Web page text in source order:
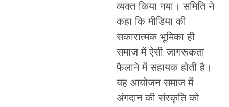
व्यक्त किया गया। समिति ने
कहा कि मीडिया की
सकारात्मक भूमिका ही
समाज में ऐसी जागरूकता
फैलाने में सहायक होती है।
यह आयोजन समाज में
अंगदान की संस्कृति को